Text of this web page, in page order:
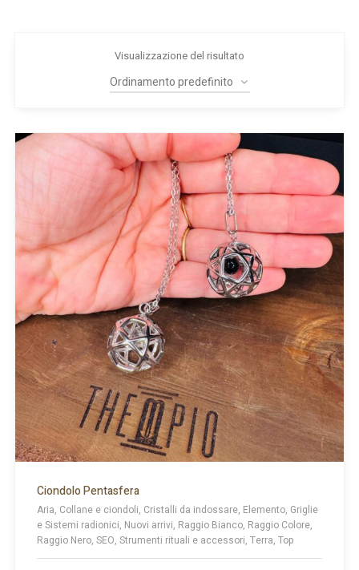
Visualizzazione del risultato
Ciondolo Pentasfera
Aria, Collane e ciondoli, Cristalli da indossare, Elemento, Griglie
e Sistemi radionici, Nuovi arrivi, Raggio Bianco, Raggio Colore,
Raggio Nero, SEO, Strumenti rituali e accessori, Terra, Top